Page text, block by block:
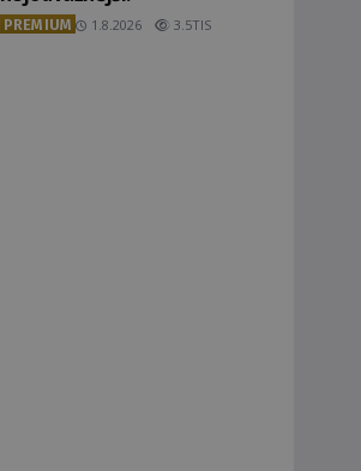
PREMIUM 1.8.2026 3.5TIS